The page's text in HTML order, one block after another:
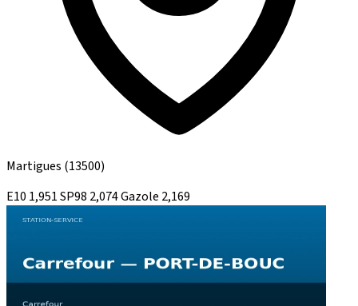
Martigues (13500)
E10 1,951SP98 2,074Gazole 2,169